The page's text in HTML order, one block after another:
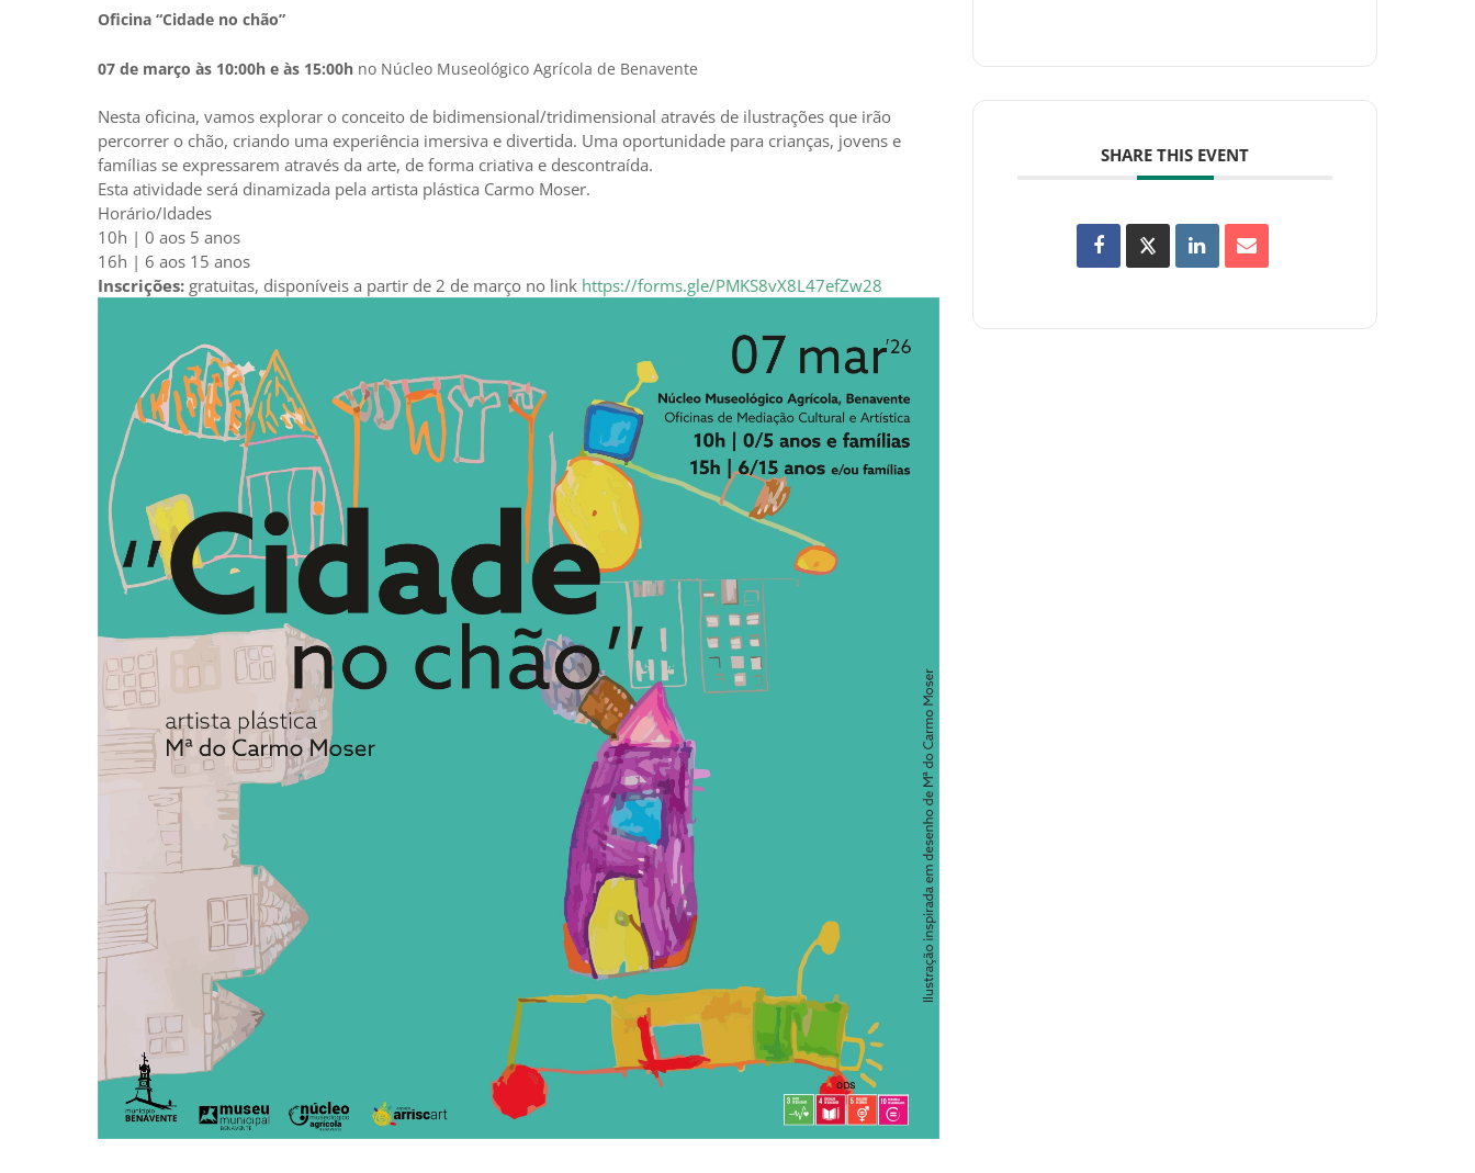
Oficina “Cidade no chão”
07 de março às 10:00h e às 15:00h no Núcleo Museológico Agrícola de Benavente
Nesta oficina, vamos explorar o conceito de bidimensional/tridimensional através de ilustrações que irão
percorrer o chão, criando uma experiência imersiva e divertida. Uma oportunidade para crianças, jovens e
famílias se expressarem através da arte, de forma criativa e descontraída.
Esta atividade será dinamizada pela artista plástica Carmo Moser.
Horário/Idades
10h | 0 aos 5 anos
16h | 6 aos 15 anos
Inscrições: gratuitas, disponíveis a partir de 2 de março no link https://forms.gle/PMKS8vX8L47efZw28
SHARE THIS EVENT